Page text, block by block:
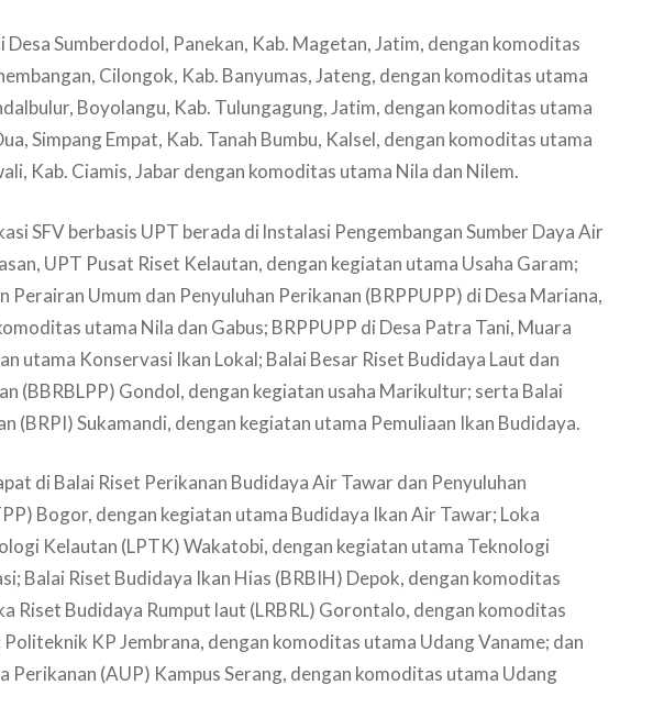
Sumberdodol, Panekan, Kab. Magetan, Jatim, dengan komoditas
Cilongok, Kab. Banyumas, Jateng, dengan komoditas utama
Boyolangu, Kab. Tulungagung, Jatim, dengan komoditas utama
Simpang Empat, Kab. Tanah Bumbu, Kalsel, dengan komoditas utama
Kab. Ciamis, Jabar dengan komoditas utama Nila dan Nilem.
SFV berbasis UPT berada di lnstalasi Pengembangan Sumber Daya Air
UPT Pusat Riset Kelautan, dengan kegiatan utama Usaha Garam;
Perairan Umum dan Penyuluhan Perikanan (BRPPUPP) di Desa Mariana,
utama Nila dan Gabus; BRPPUPP di Desa Patra Tani, Muara
utama Konservasi Ikan Lokal; Balai Besar Riset Budidaya Laut dan
(BBRBLPP) Gondol, dengan kegiatan usaha Marikultur; serta Balai
(BRPI) Sukamandi, dengan kegiatan utama Pemuliaan Ikan Budidaya.
di Balai Riset Perikanan Budidaya Air Tawar dan Penyuluhan
Bogor, dengan kegiatan utama Budidaya Ikan Air Tawar; Loka
Kelautan (LPTK) Wakatobi, dengan kegiatan utama Teknologi
Balai Riset Budidaya Ikan Hias (BRBIH) Depok, dengan komoditas
Riset Budidaya Rumput laut (LRBRL) Gorontalo, dengan komoditas
KP Jembrana, dengan komoditas utama Udang Vaname; dan
Perikanan (AUP) Kampus Serang, dengan komoditas utama Udang